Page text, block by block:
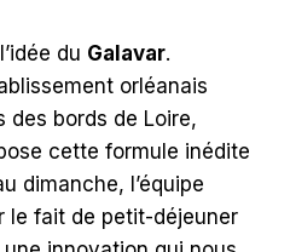
du Galavar.
orléanais
des bords de Loire,
cette formule inédite
dimanche, l’équipe
le fait de petit-déjeuner